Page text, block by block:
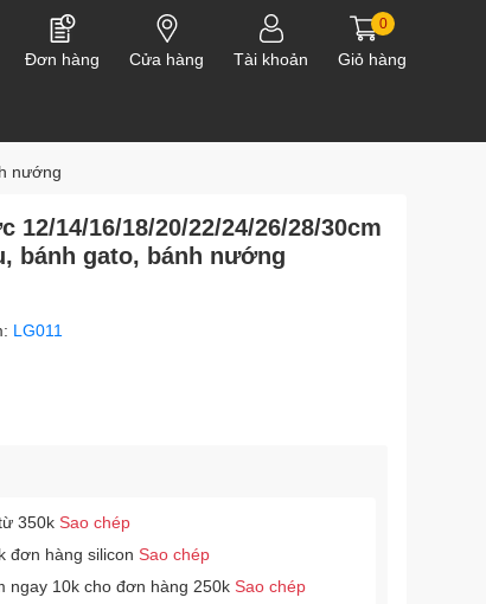
Đơn hàng Cửa hàng Tài khoản
0
Giỏ hàng
nướng
14/16/18/20/22/24/26/28/30cm
bánh gato, bánh nướng
LG011
350k Sao chép
đơn hàng silicon Sao chép
ngay 10k cho đơn hàng 250k Sao chép